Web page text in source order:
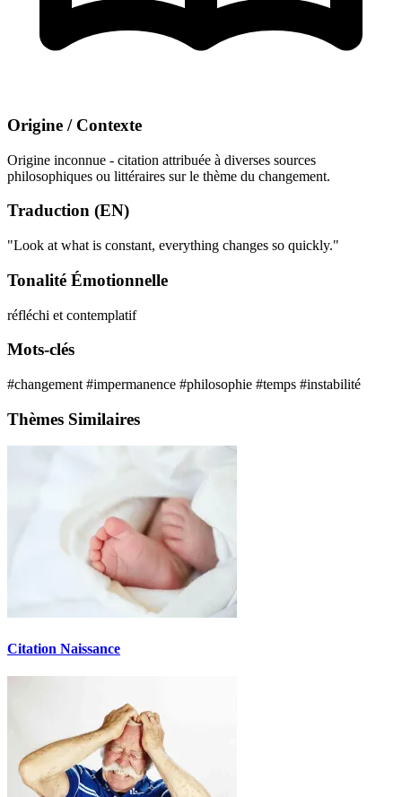
Origine / Contexte
Origine inconnue - citation attribuée à diverses sources
philosophiques ou littéraires sur le thème du changement.
Traduction (EN)
"Look at what is constant, everything changes so quickly."
Tonalité Émotionnelle
réfléchi et contemplatif
Mots-clés
#changement #impermanence #philosophie #temps #instabilité
Thèmes Similaires
Citation Naissance